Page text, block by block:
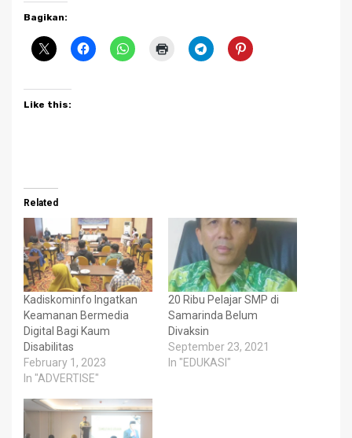
Bagikan:
Like this:
Related
Kadiskominfo Ingatkan
Keamanan Bermedia
Digital Bagi Kaum
Disabilitas
February 1, 2023
In "ADVERTISE"
20 Ribu Pelajar SMP di
Samarinda Belum
Divaksin
September 23, 2021
In "EDUKASI"